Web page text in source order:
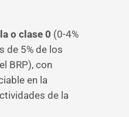
o clase 0 (0-4%
de 5% de los
BRP), con
en la
de la